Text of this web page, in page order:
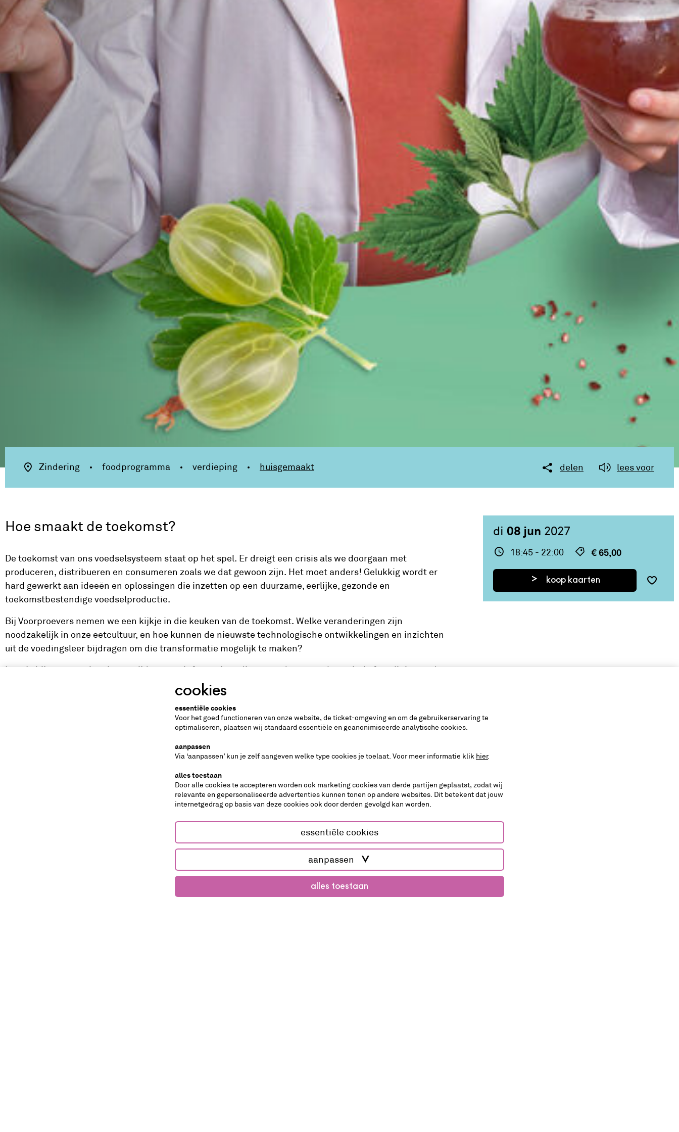
Zindering foodprogramma verdieping huisgemaakt delen lees voor
Hoe smaakt de toekomst?
De toekomst van ons voedselsysteem staat op het spel. Er dreigt een crisis als we doorgaan met
produceren, distribueren en consumeren zoals we dat gewoon zijn. Het moet anders! Gelukkig wordt er
hard gewerkt aan ideeën en oplossingen die inzetten op een duurzame, eerlijke, gezonde en
toekomstbestendige voedselproductie.
Bij Voorproevers nemen we een kijkje in die keuken van de toekomst. Welke veranderingen zijn
noodzakelijk in onze eetcultuur, en hoe kunnen de nieuwste technologische ontwikkelingen en inzichten
uit de voedingsleer bijdragen om die transformatie mogelijk te maken?
Laat je bijpraten en inspireren tijdens een informatieve dineravond met sprekers uit de frontlinie van de
voedseltransitie. Durf jij het aan om je te laten verrassen en te proeven hoe de toekomst smaakt?
We verwachten dat het eten van de toekomst veelal plantaardig zal zijn, maar het is niet altijd in
de hedendaagse hokjes te vatten. Uiteraard houden we rekening met allergieën, maar we kunnen
di 08 jun 2027
18:45 - 22:00 € 65,00
koop kaarten
dans cabaret
cookies
essentiële cookies
Voor het goed functioneren van onze website, de ticket-omgeving en om de gebruikerservaring te
optimaliseren, plaatsen wij standaard essentiële en geanonimiseerde analytische cookies.
aanpassen
Via ‘aanpassen’ kun je zelf aangeven welke type cookies je toelaat. Voor meer informatie klik hier.
alles toestaan
Door alle cookies te accepteren worden ook marketing cookies van derde partijen geplaatst, zodat wij
relevante en gepersonaliseerde advertenties kunnen tonen op andere websites. Dit betekent dat jouw
internetgedrag op basis van deze cookies ook door derden gevolgd kan worden.
essentiële cookies
aanpassen
alles toestaan